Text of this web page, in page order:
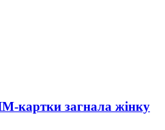
картки загнала жінку